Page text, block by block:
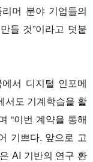
머 분야 기업들의
들 것”이라고 덧붙
서 디지털 인포메
서도 기계학습을 활
“이번 계약을 통해
기쁘다. 앞으로 고
AI 기반의 연구 환